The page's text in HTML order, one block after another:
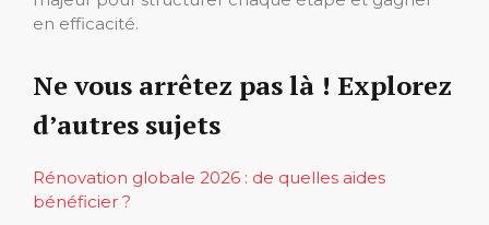
en efficacité.
Ne vous arrêtez pas là ! Explorez
d’autres sujets
Rénovation globale 2026 : de quelles aides
bénéficier ?